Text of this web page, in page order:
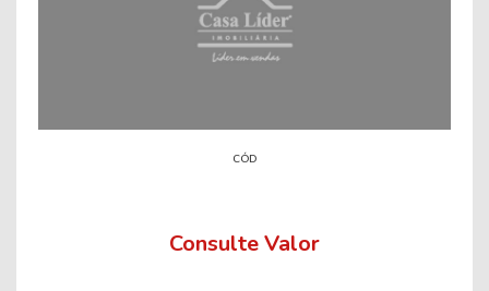
CÓD
Consulte Valor